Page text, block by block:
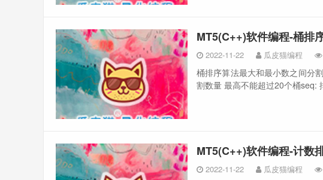
MT5(C++)软件编程-桶排
2022-11-22 瓜皮猫编程
桶排序算法最大和最小数之间分
割数量 最高不能超过20个桶seq:
MT5(C++)软件编程-计数
2022-11-22 瓜皮猫编程